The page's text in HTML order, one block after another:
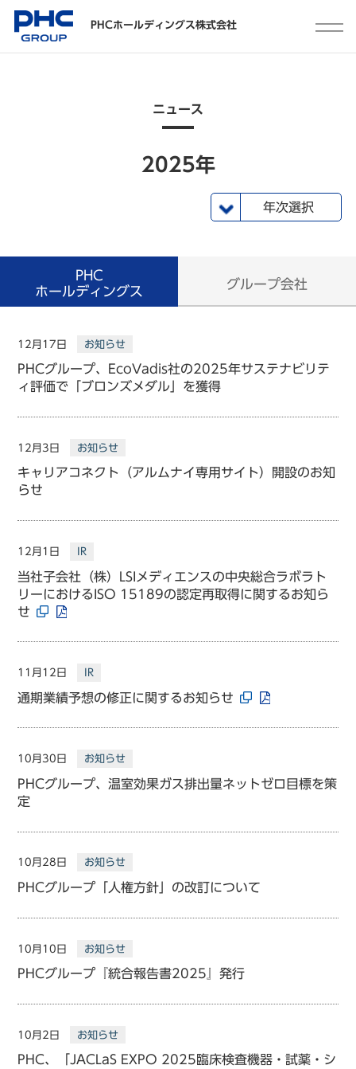
PHCホールディングス株式会社
ニュース
2025年
年次選択
PHC
ホールディングス
グループ会社
12月17日 お知らせ
PHCグループ、EcoVadis社の2025年サステナビリテ
ィ評価で「ブロンズメダル」を獲得
12月3日 お知らせ
キャリアコネクト（アルムナイ専用サイト）開設のお知
らせ
12月1日 IR
当社子会社（株）LSIメディエンスの中央総合ラボラト
リーにおけるISO 15189の認定再取得に関するお知ら
せ
11月12日 IR
通期業績予想の修正に関するお知らせ
10月30日 お知らせ
PHCグループ、温室効果ガス排出量ネットゼロ目標を策
定
10月28日 お知らせ
PHCグループ「人権方針」の改訂について
10月10日 お知らせ
PHCグループ『統合報告書2025』発行
10月2日 お知らせ
PHC、「JACLaS EXPO 2025臨床検査機器・試薬・シ